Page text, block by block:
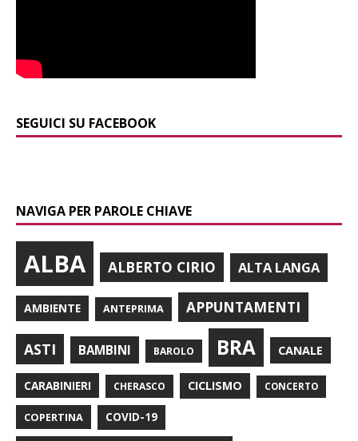
SEGUICI SU FACEBOOK
NAVIGA PER PAROLE CHIAVE
ALBA ALBERTO CIRIO ALTA LANGA
AMBIENTE ANTEPRIMA APPUNTAMENTI
ASTI BAMBINI BAROLO BRA CANALE
CARABINIERI CHERASCO CICLISMO CONCERTO
COPERTINA COVID-19